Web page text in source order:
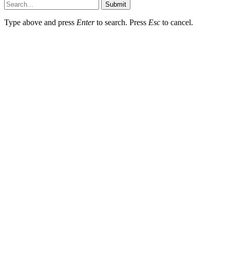
Submit
Type above and press Enterto search. Press Esc to cancel.